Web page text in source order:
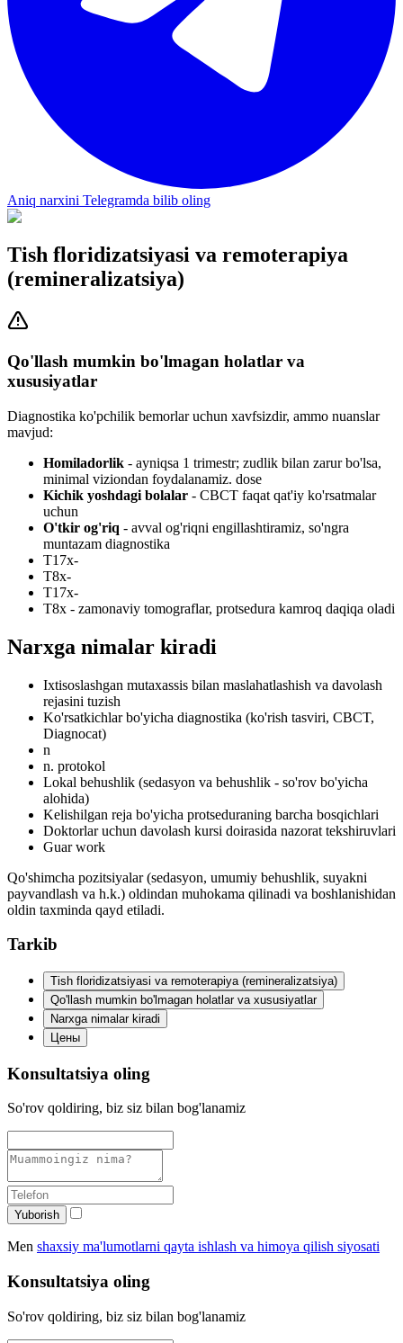
Aniq narxini Telegramda bilib oling
Tish floridizatsiyasi va remoterapiya
(remineralizatsiya)
Qo'llash mumkin bo'lmagan holatlar va
xususiyatlar
Diagnostika ko'pchilik bemorlar uchun xavfsizdir, ammo nuanslar
mavjud:
Homiladorlik - ayniqsa 1 trimestr; zudlik bilan zarur bo'lsa,
minimal viziondan foydalanamiz. dose
Kichik yoshdagi bolalar - CBCT faqat qat'iy ko'rsatmalar
uchun
O'tkir og'riq - avval og'riqni engillashtiramiz, so'ngra
muntazam diagnostika
T17x-
T8x-
T17x-
T8x - zamonaviy tomograflar, protsedura kamroq daqiqa oladi
Narxga nimalar kiradi
Ixtisoslashgan mutaxassis bilan maslahatlashish va davolash
rejasini tuzish
Ko'rsatkichlar bo'yicha diagnostika (ko'rish tasviri, CBCT,
Diagnocat)
n
n. protokol
Lokal behushlik (sedasyon va behushlik - so'rov bo'yicha
alohida)
Kelishilgan reja bo'yicha protseduraning barcha bosqichlari
Doktorlar uchun davolash kursi doirasida nazorat tekshiruvlari
Guar work
Qo'shimcha pozitsiyalar (sedasyon, umumiy behushlik, suyakni
payvandlash va h.k.) oldindan muhokama qilinadi va boshlanishidan
oldin taxminda qayd etiladi.
Tarkib
Tish floridizatsiyasi va remoterapiya (remineralizatsiya)
Qo'llash mumkin bo'lmagan holatlar va xususiyatlar
Narxga nimalar kiradi
Цены
Konsultatsiya oling
So'rov qoldiring, biz siz bilan bog'lanamiz
Yuborish
Men shaxsiy ma'lumotlarni qayta ishlash va himoya qilish siyosati
Konsultatsiya oling
So'rov qoldiring, biz siz bilan bog'lanamiz